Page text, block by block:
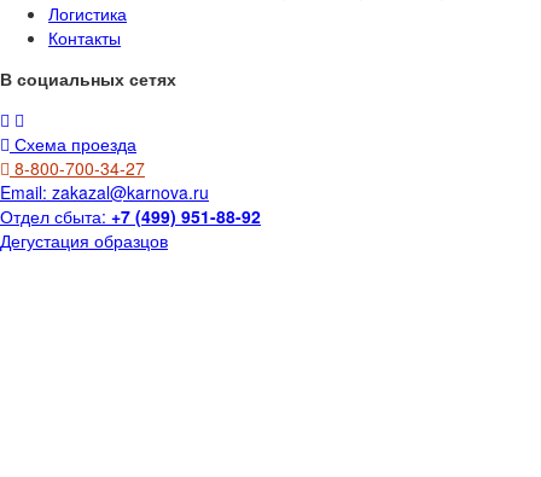
Логистика
Контакты
В социальных сетях
Схема проезда
8-800-700-34-27
Email: zakazal@karnova.ru
Отдел сбыта: +7 (499) 951-88-92
Дегустация образцов